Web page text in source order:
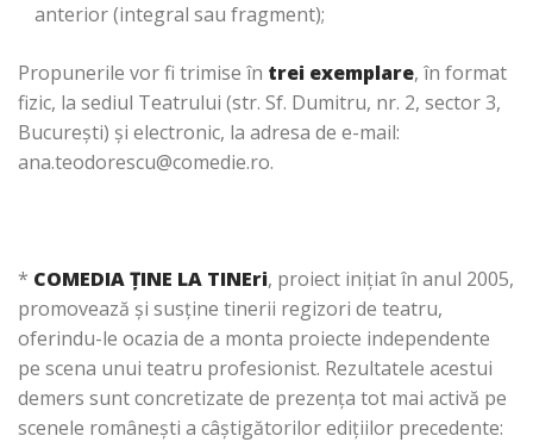
anterior (integral sau fragment);
Propunerile vor fi trimise în trei exemplare, în format
fizic, la sediul Teatrului (str. Sf. Dumitru, nr. 2, sector 3,
București) şi electronic, la adresa de e-mail:
ana.teodorescu@comedie.ro.
* COMEDIA ȚINE LA TINEri, proiect inițiat în anul 2005,
promovează şi susţine tinerii regizori de teatru,
oferindu-le ocazia de a monta proiecte independente
pe scena unui teatru profesionist. Rezultatele acestui
demers sunt concretizate de prezenţa tot mai activă pe
scenele româneşti a câştigătorilor ediţiilor precedente: